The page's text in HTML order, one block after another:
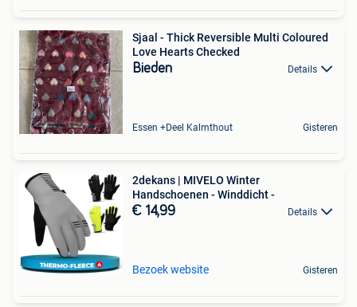
Sjaal - Thick Reversible Multi Coloured
Love Hearts Checked
Bieden Details
Essen +Deel Kalmthout Gisteren
2dekans | MIVELO Winter
Handschoenen - Winddicht -
€ 14,99 Details
Bezoek website Gisteren